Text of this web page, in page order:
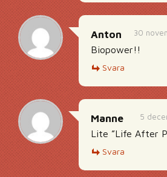
30
Anton
Biopower!!
Svara
5
Manne
Lite ”Life After
Svara